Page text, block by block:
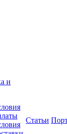
и
Статьи